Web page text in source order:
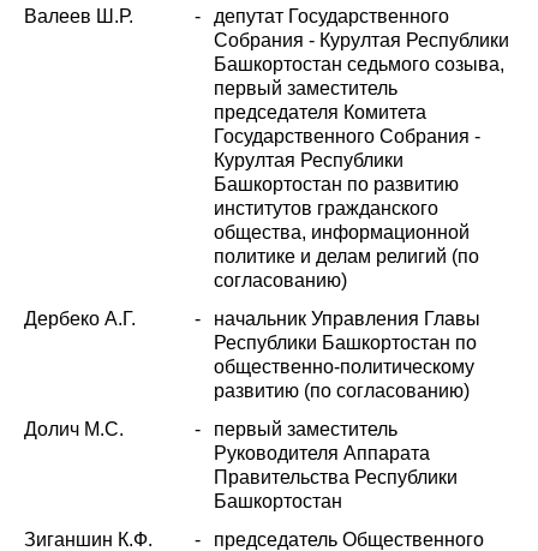
Валеев Ш.Р.
-
депутат Государственного
Собрания - Курултая Республики
Башкортостан седьмого созыва,
первый заместитель
председателя Комитета
Государственного Собрания -
Курултая Республики
Башкортостан по развитию
институтов гражданского
общества, информационной
политике и делам религий (по
согласованию)
Дербеко А.Г.
-
начальник Управления Главы
Республики Башкортостан по
общественно-политическому
развитию (по согласованию)
Долич М.С.
-
первый заместитель
Руководителя Аппарата
Правительства Республики
Башкортостан
Зиганшин К.Ф.
-
председатель Общественного